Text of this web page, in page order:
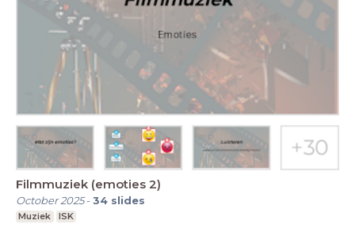
Filmmuziek (emoties 2)
October 2025-34 slides
Muziek ISK